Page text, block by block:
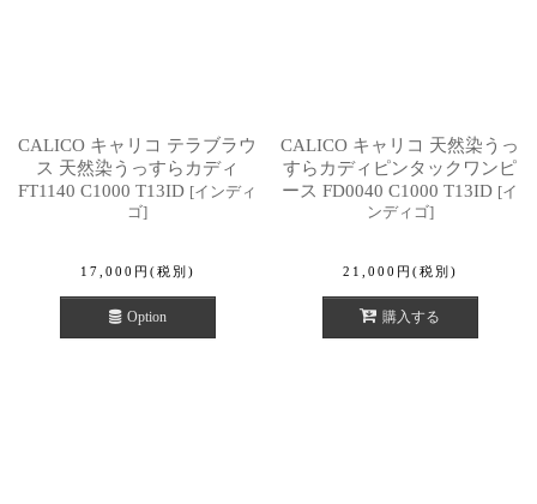
CALICO キャリコ テラブラウ
ス 天然染うっすらカディ
FT1140 C1000 T13ID [インディ
ゴ]
17,000 円 (税別)
Option
CALICO キャリコ 天然染うっ
すらカディピンタックワンピ
ース FD0040 C1000 T13ID [イ
ンディゴ]
21,000 円 (税別)
購入する